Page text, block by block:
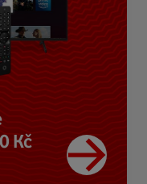
Kč